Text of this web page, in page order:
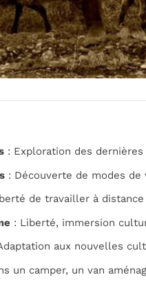
: Exploration des
: Découverte de modes
de travailler à
: Liberté, immersion
aux nouvelles
un camper, un van